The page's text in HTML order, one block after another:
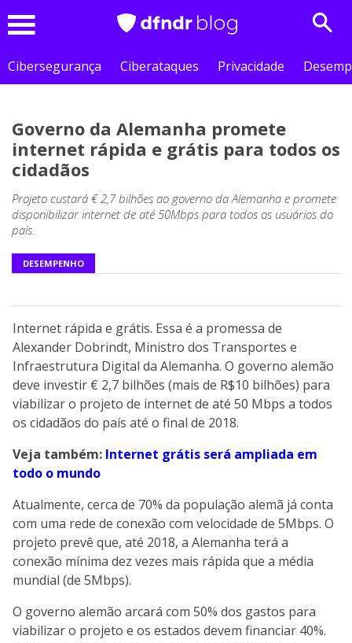
Cibersegurança
Ciberataques Privacidade
Governo da Alemanha promete
internet rápida e grátis para todos os
cidadãos
Projeto custará € 2,7 bilhões ao governo da Alemanha e promete
disponibilizar internet de até 50Mbps para todos os usuários do
país.
DESEMPENHO
Internet rápida e grátis. Essa é a promessa de
Alexander Dobrindt, Ministro dos Transportes e
Infraestrutura Digital da Alemanha. O governo alemão
deve investir € 2,7 bilhões (mais de R$10 bilhões) para
viabilizar o projeto de internet de até 50 Mbps a todos
os cidadãos do país até o final de 2018.
Veja também: Internet grátis será ampliada em
todo o mundo
Atualmente, cerca de 70% da população alemã já conta
com uma rede de conexão com velocidade de 5Mbps. O
projeto prevê que, até 2018, a Alemanha terá a
conexão mínima dez vezes mais rápida que a média
mundial (de 5Mbps).
O governo alemão arcará com 50% dos gastos para
viabilizar o projeto e os estados devem financiar 40%.